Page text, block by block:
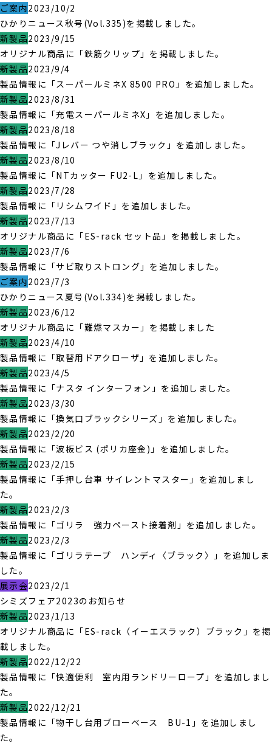
ご案内2023/10/2
ひかりニュース秋号(Vol.335)を掲載しました。
新製品2023/9/15
オリジナル商品に「鉄筋クリップ」を掲載しました。
新製品2023/9/4
製品情報に「スーパールミネX 8500 PRO」を追加しました。
新製品2023/8/31
製品情報に「充電スーパールミネX」を追加しました。
新製品2023/8/18
製品情報に「Jレバー つや消しブラック」を追加しました。
新製品2023/8/10
製品情報に「NTカッター FU2-L」を追加しました。
新製品2023/7/28
製品情報に「リシムワイド」を追加しました。
新製品2023/7/13
オリジナル商品に「ES-rack セット品」を掲載しました。
新製品2023/7/6
製品情報に「サビ取りストロング」を追加しました。
ご案内2023/7/3
ひかりニュース夏号(Vol.334)を掲載しました。
新製品2023/6/12
オリジナル商品に「難燃マスカー」を掲載しました
新製品2023/4/10
製品情報に「取替用ドアクローザ」を追加しました。
新製品2023/4/5
製品情報に「ナスタ インターフォン」を追加しました。
新製品2023/3/30
製品情報に「換気口ブラックシリーズ」を追加しました。
新製品2023/2/20
製品情報に「波板ビス (ポリカ座金)」を追加しました。
新製品2023/2/15
製品情報に「手押し台車 サイレントマスター」を追加しまし
た。
新製品2023/2/3
製品情報に「ゴリラ 強力ペースト接着剤」を追加しました。
新製品2023/2/3
製品情報に「ゴリラテープ ハンディ〈ブラック〉」を追加しま
した。
展示会2023/2/1
シミズフェア2023のお知らせ
新製品2023/1/13
オリジナル商品に「ES-rack（イーエスラック）ブラック」を掲
載しました。
新製品2022/12/22
製品情報に「快適便利 室内用ランドリーロープ」を追加しまし
た。
新製品2022/12/21
製品情報に「物干し台用ブローベース BU-1」を追加しまし
た。